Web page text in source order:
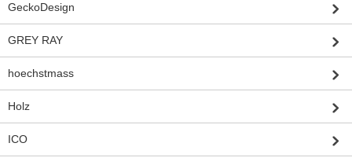
GeckoDesign
GREY RAY
hoechstmass
Holz
ICO